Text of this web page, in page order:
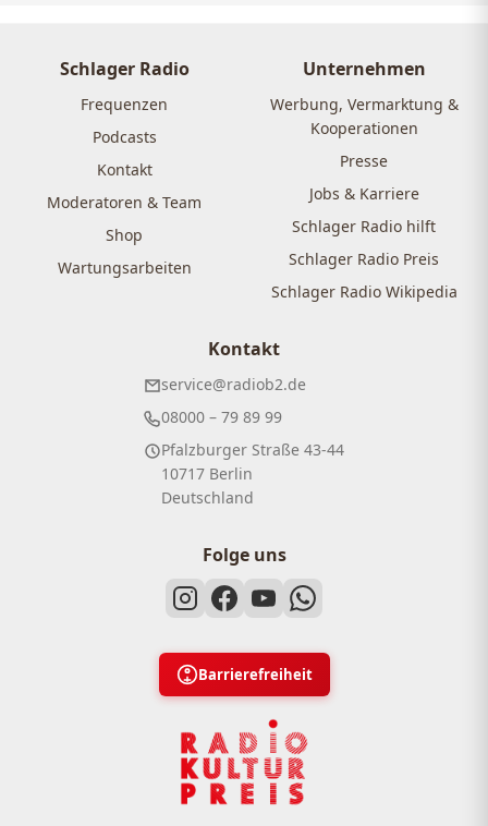
Schlager Radio
Frequenzen
Podcasts
Kontakt
Moderatoren & Team
Shop
Wartungsarbeiten
Unternehmen
Werbung, Vermarktung &
Kooperationen
Presse
Jobs & Karriere
Schlager Radio hilft
Schlager Radio Preis
Schlager Radio Wikipedia
Kontakt
service@radiob2.de
08000 – 79 89 99
Pfalzburger Straße 43-44
10717 Berlin
Deutschland
Folge uns
Barrierefreiheit